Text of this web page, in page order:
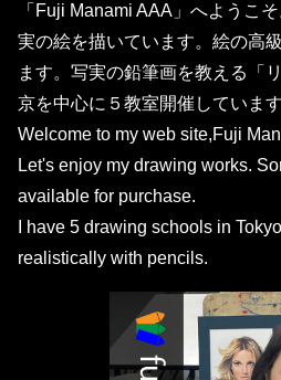
「Fuji Manami AAA」へようこ
実の絵を描いています。絵の高
ます。写実の鉛筆画を教える「
京を中心に５教室開催しています
Welcome to my web site,Fuji
Let's enjoy my drawing works.
available for purchase.
I have 5 drawing schools in
realistically with pencils.